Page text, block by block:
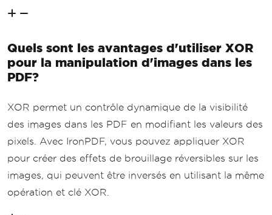
Quels sont les avantages d'utiliser XOR
pour la manipulation d'images dans les
PDF?
XOR permet un contrôle dynamique de la visibilité
des images dans les PDF en modifiant les valeurs des
pixels. Avec IronPDF, vous pouvez appliquer XOR
pour créer des effets de brouillage réversibles sur les
images, qui peuvent être inversés en utilisant la même
opération et clé XOR.